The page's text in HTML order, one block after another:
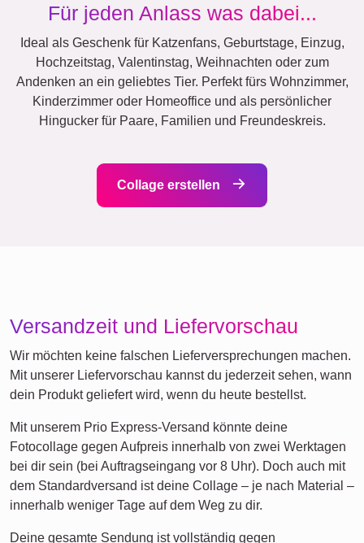
Für jeden Anlass was dabei...
Ideal als Geschenk für Katzenfans, Geburtstage, Einzug,
Hochzeitstag, Valentinstag, Weihnachten oder zum
Andenken an ein geliebtes Tier. Perfekt fürs Wohnzimmer,
Kinderzimmer oder Homeoffice und als persönlicher
Hingucker für Paare, Familien und Freundeskreis.
Collage erstellen
Versandzeit und Liefervorschau
Wir möchten keine falschen Lieferversprechungen machen.
Mit unserer Liefervorschau kannst du jederzeit sehen, wann
dein Produkt geliefert wird, wenn du heute bestellst.
Mit unserem Prio Express-Versand könnte deine
Fotocollage gegen Aufpreis innerhalb von zwei Werktagen
bei dir sein (bei Auftragseingang vor 8 Uhr). Doch auch mit
dem Standardversand ist deine Collage – je nach Material –
innerhalb weniger Tage auf dem Weg zu dir.
Deine gesamte Sendung ist vollständig gegen